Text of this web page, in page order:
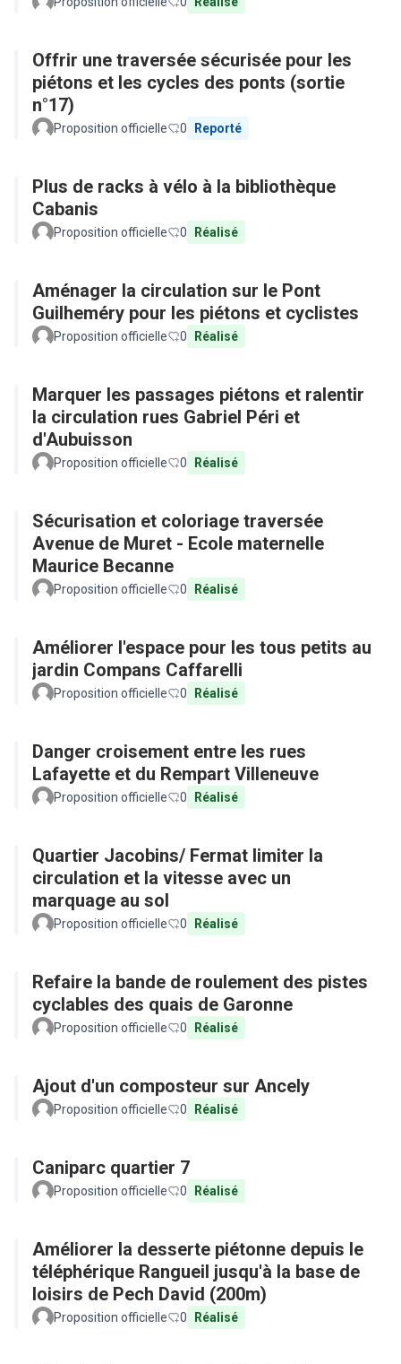
Offrir une traversée sécurisée pour les
piétons et les cycles des ponts (sortie
n°17)
Proposition officielle 0 Reporté
Plus de racks à vélo à la bibliothèque
Cabanis
Proposition officielle 0 Réalisé
Aménager la circulation sur le Pont
Guilheméry pour les piétons et cyclistes
Proposition officielle 0 Réalisé
Marquer les passages piétons et ralentir
la circulation rues Gabriel Péri et
d'Aubuisson
Proposition officielle 0 Réalisé
Sécurisation et coloriage traversée
Avenue de Muret - Ecole maternelle
Maurice Becanne
Proposition officielle 0 Réalisé
Améliorer l'espace pour les tous petits au
jardin Compans Caffarelli
Proposition officielle 0 Réalisé
Danger croisement entre les rues
Lafayette et du Rempart Villeneuve
Proposition officielle 0 Réalisé
Quartier Jacobins/ Fermat limiter la
circulation et la vitesse avec un
marquage au sol
Proposition officielle 0 Réalisé
Refaire la bande de roulement des pistes
cyclables des quais de Garonne
Proposition officielle 0 Réalisé
Ajout d'un composteur sur Ancely
Proposition officielle 0 Réalisé
Caniparc quartier 7
Proposition officielle 0 Réalisé
Améliorer la desserte piétonne depuis le
téléphérique Rangueil jusqu'à la base de
loisirs de Pech David (200m)
Proposition officielle 0 Réalisé